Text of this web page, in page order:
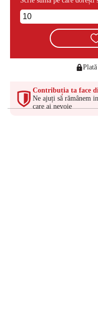
Contribuția ta face
Ne ajuți să rămânem
care ai nevoie